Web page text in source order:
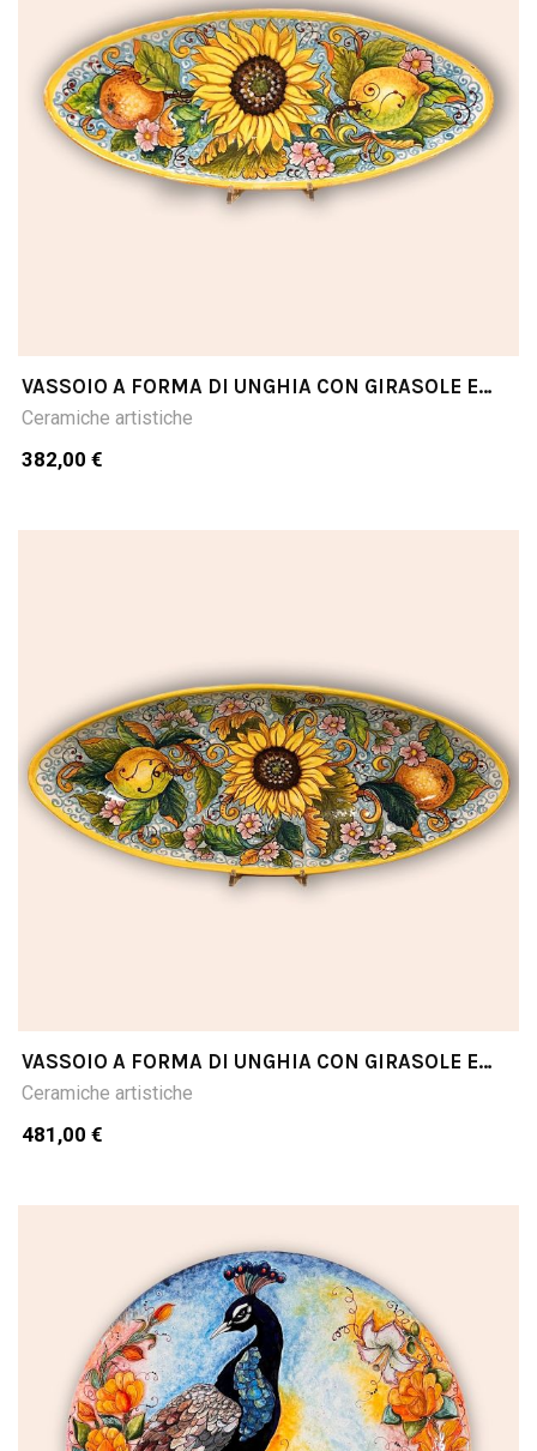
VASSOIO A FORMA DI UNGHIA CON GIRASOLE E
LIMONI CM46X18
Ceramiche artistiche
382,00 €
VASSOIO A FORMA DI UNGHIA CON GIRASOLE E
LIMONI CM58X24
Ceramiche artistiche
481,00 €